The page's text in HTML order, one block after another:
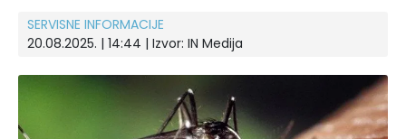
SERVISNE INFORMACIJE
20.08.2025. | 14:44 | Izvor: IN Medija